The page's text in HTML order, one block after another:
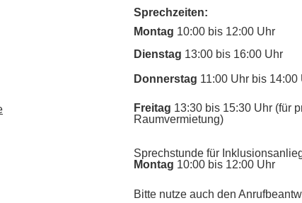
Sprechzeiten:
Montag 10:00 bis 12:00 Uhr
Dienstag 13:00 bis 16:00 Uhr
Donnerstag 11:00 Uhr bis 14:00
Freitag 13:30 bis 15:30 Uhr (für
Raumvermietung)
Sprechstunde für
Montag 10:00 bis 12:00 Uhr
​Bitte nutze auch den